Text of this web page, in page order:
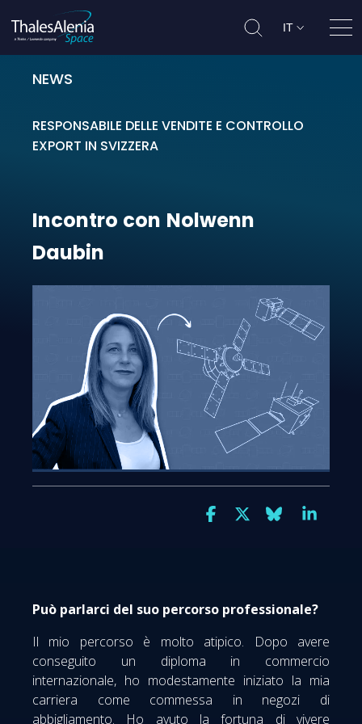
IT
NEWS
Incontro con Nolwenn Daubin
RESPONSABILE DELLE VENDITE E CONTROLLO
EXPORT IN SVIZZERA
Incontro con Nolwenn
Daubin
Può parlarci del suo percorso professionale?
Il mio percorso è molto atipico. Dopo avere
conseguito un diploma in commercio
internazionale, ho modestamente iniziato la mia
carriera come commessa in negozi di
abbigliamento. Ho avuto la fortuna di vivere